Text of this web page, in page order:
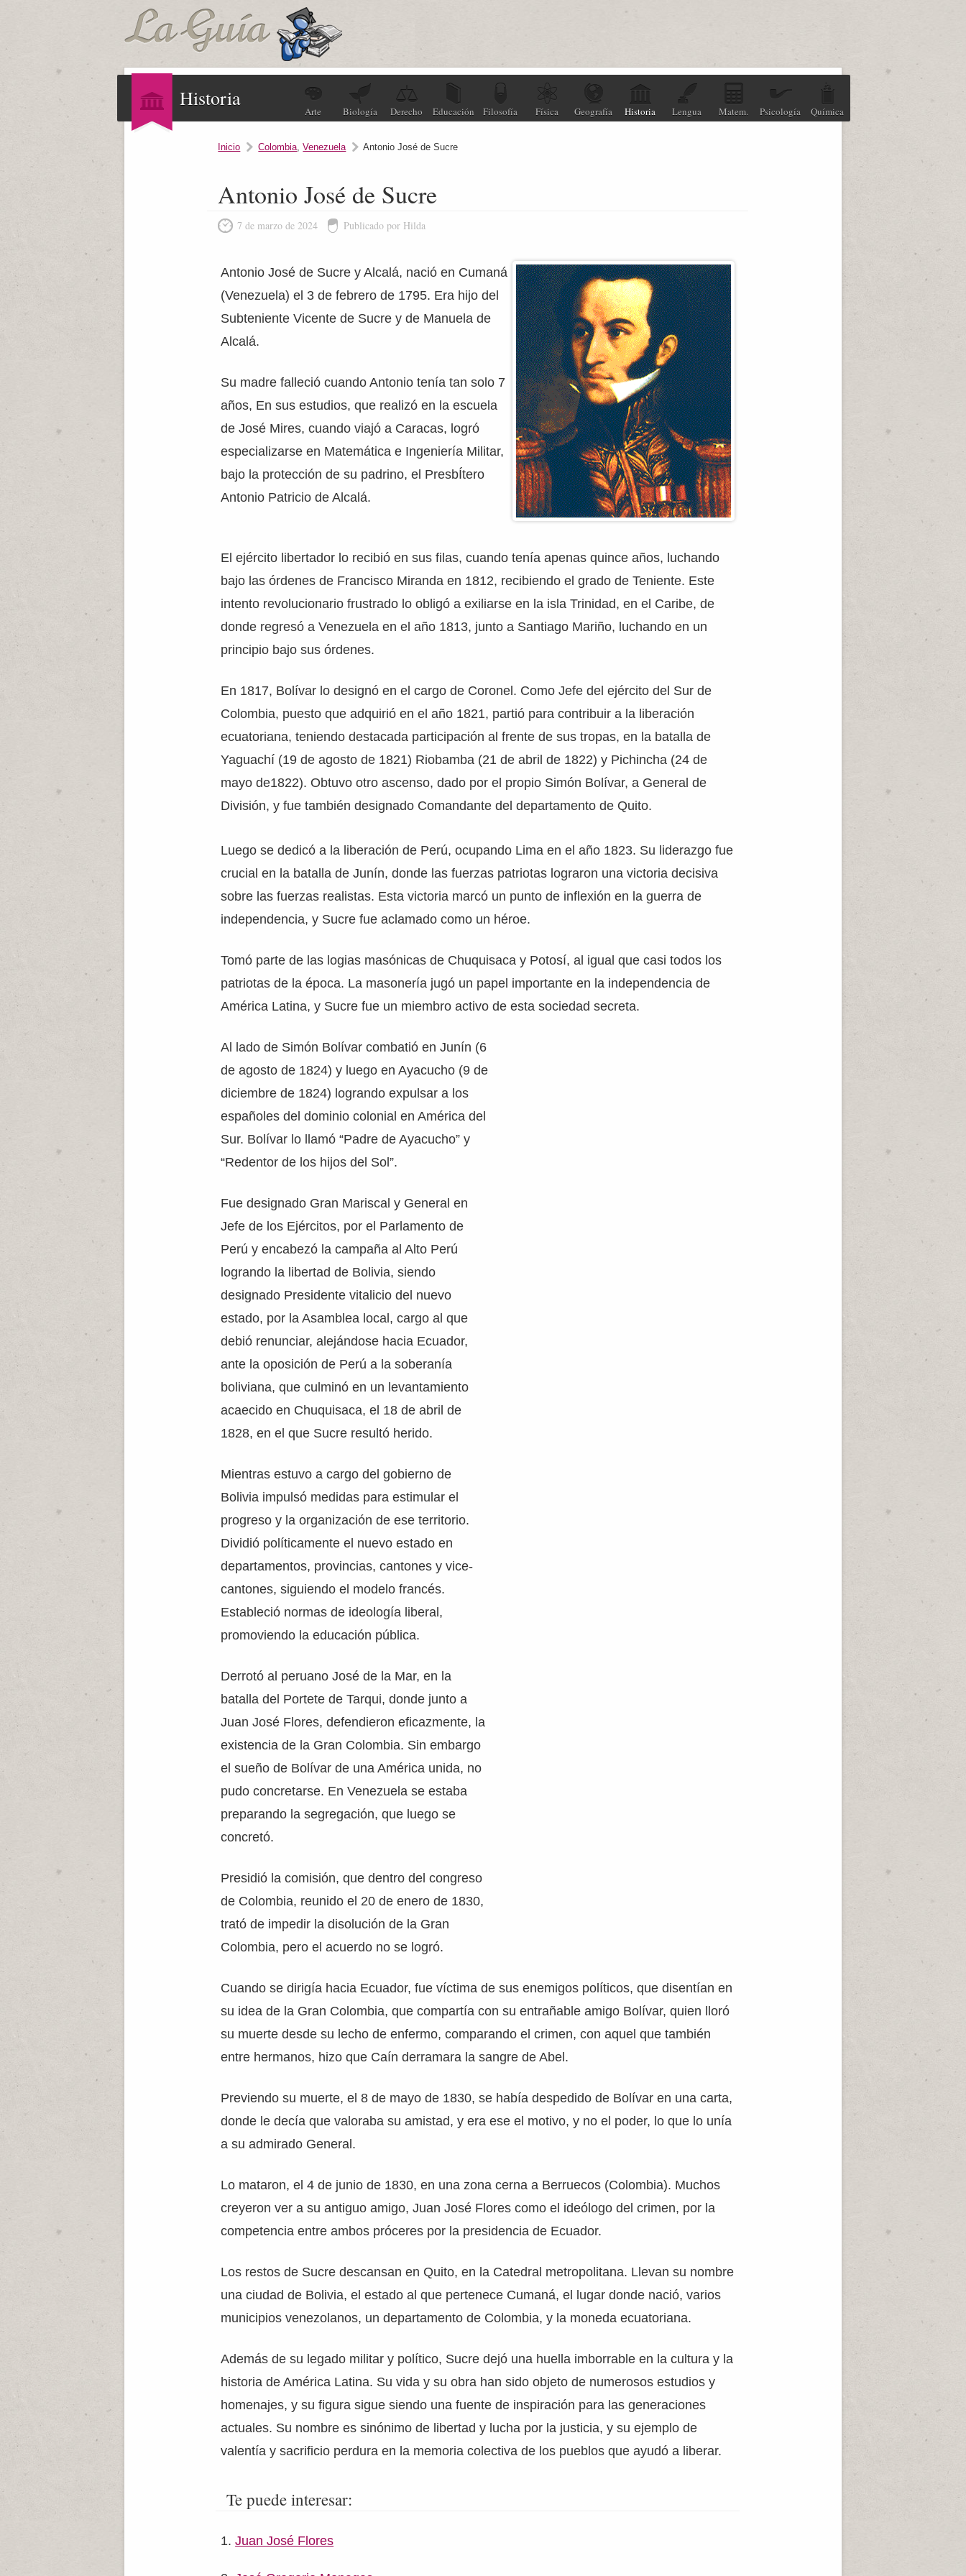
Historia
Arte Biología Derecho Educación Filosofía Física Geografía Historia Lengua Matem. Psicología Química
Inicio Colombia,Venezuela Antonio José de Sucre
Antonio José de Sucre
7 de marzo de 2024 Publicado por Hilda
Antonio José de Sucre y Alcalá, nació en Cumaná
(Venezuela) el 3 de febrero de 1795. Era hijo del
Subteniente Vicente de Sucre y de Manuela de
Alcalá.
Su madre falleció cuando Antonio tenía tan solo 7
años, En sus estudios, que realizó en la escuela
de José Mires, cuando viajó a Caracas, logró
especializarse en Matemática e Ingeniería Militar,
bajo la protección de su padrino, el PresbÍtero
Antonio Patricio de Alcalá.
El ejército libertador lo recibió en sus filas, cuando tenía apenas quince años, luchando
bajo las órdenes de Francisco Miranda en 1812, recibiendo el grado de Teniente. Este
intento revolucionario frustrado lo obligó a exiliarse en la isla Trinidad, en el Caribe, de
donde regresó a Venezuela en el año 1813, junto a Santiago Mariño, luchando en un
principio bajo sus órdenes.
En 1817, Bolívar lo designó en el cargo de Coronel. Como Jefe del ejército del Sur de
Colombia, puesto que adquirió en el año 1821, partió para contribuir a la liberación
ecuatoriana, teniendo destacada participación al frente de sus tropas, en la batalla de
Yaguachí (19 de agosto de 1821) Riobamba (21 de abril de 1822) y Pichincha (24 de
mayo de1822). Obtuvo otro ascenso, dado por el propio Simón Bolívar, a General de
División, y fue también designado Comandante del departamento de Quito.
Luego se dedicó a la liberación de Perú, ocupando Lima en el año 1823. Su liderazgo fue
crucial en la batalla de Junín, donde las fuerzas patriotas lograron una victoria decisiva
sobre las fuerzas realistas. Esta victoria marcó un punto de inflexión en la guerra de
independencia, y Sucre fue aclamado como un héroe.
Tomó parte de las logias masónicas de Chuquisaca y Potosí, al igual que casi todos los
patriotas de la época. La masonería jugó un papel importante en la independencia de
América Latina, y Sucre fue un miembro activo de esta sociedad secreta.
Al lado de Simón Bolívar combatió en Junín (6
de agosto de 1824) y luego en Ayacucho (9 de
diciembre de 1824) logrando expulsar a los
españoles del dominio colonial en América del
Sur. Bolívar lo llamó “Padre de Ayacucho” y
“Redentor de los hijos del Sol”.
Fue designado Gran Mariscal y General en
Jefe de los Ejércitos, por el Parlamento de
Perú y encabezó la campaña al Alto Perú
logrando la libertad de Bolivia, siendo
designado Presidente vitalicio del nuevo
estado, por la Asamblea local, cargo al que
debió renunciar, alejándose hacia Ecuador,
ante la oposición de Perú a la soberanía
boliviana, que culminó en un levantamiento
acaecido en Chuquisaca, el 18 de abril de
1828, en el que Sucre resultó herido.
Mientras estuvo a cargo del gobierno de
Bolivia impulsó medidas para estimular el
progreso y la organización de ese territorio.
Dividió políticamente el nuevo estado en
departamentos, provincias, cantones y vice-
cantones, siguiendo el modelo francés.
Estableció normas de ideología liberal,
promoviendo la educación pública.
Derrotó al peruano José de la Mar, en la
batalla del Portete de Tarqui, donde junto a
Juan José Flores, defendieron eficazmente, la
existencia de la Gran Colombia. Sin embargo
el sueño de Bolívar de una América unida, no
pudo concretarse. En Venezuela se estaba
preparando la segregación, que luego se
concretó.
Presidió la comisión, que dentro del congreso
de Colombia, reunido el 20 de enero de 1830,
trató de impedir la disolución de la Gran
Colombia, pero el acuerdo no se logró.
Cuando se dirigía hacia Ecuador, fue víctima de sus enemigos políticos, que disentían en
su idea de la Gran Colombia, que compartía con su entrañable amigo Bolívar, quien lloró
su muerte desde su lecho de enfermo, comparando el crimen, con aquel que también
entre hermanos, hizo que Caín derramara la sangre de Abel.
Previendo su muerte, el 8 de mayo de 1830, se había despedido de Bolívar en una carta,
donde le decía que valoraba su amistad, y era ese el motivo, y no el poder, lo que lo unía
a su admirado General.
Lo mataron, el 4 de junio de 1830, en una zona cerna a Berruecos (Colombia). Muchos
creyeron ver a su antiguo amigo, Juan José Flores como el ideólogo del crimen, por la
competencia entre ambos próceres por la presidencia de Ecuador.
Los restos de Sucre descansan en Quito, en la Catedral metropolitana. Llevan su nombre
una ciudad de Bolivia, el estado al que pertenece Cumaná, el lugar donde nació, varios
municipios venezolanos, un departamento de Colombia, y la moneda ecuatoriana.
Además de su legado militar y político, Sucre dejó una huella imborrable en la cultura y la
historia de América Latina. Su vida y su obra han sido objeto de numerosos estudios y
homenajes, y su figura sigue siendo una fuente de inspiración para las generaciones
actuales. Su nombre es sinónimo de libertad y lucha por la justicia, y su ejemplo de
valentía y sacrificio perdura en la memoria colectiva de los pueblos que ayudó a liberar.
Te puede interesar:
Juan José Flores